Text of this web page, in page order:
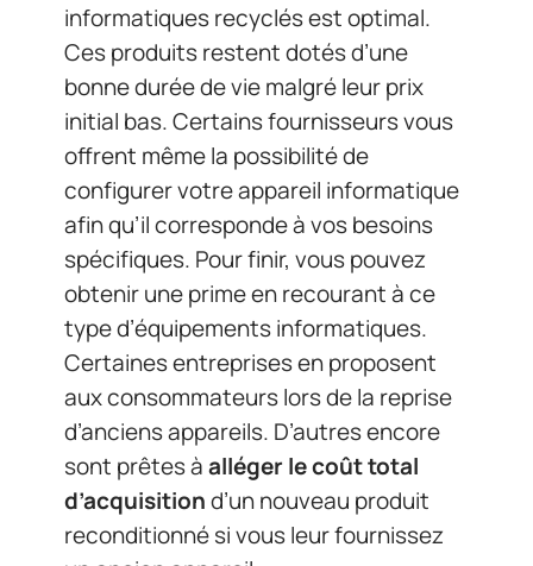
informatiques recyclés est optimal.
Ces produits restent dotés d’une
bonne durée de vie malgré leur prix
initial bas. Certains fournisseurs vous
offrent même la possibilité de
configurer votre appareil informatique
afin qu’il corresponde à vos besoins
spécifiques. Pour finir, vous pouvez
obtenir une prime en recourant à ce
type d’équipements informatiques.
Certaines entreprises en proposent
aux consommateurs lors de la reprise
d’anciens appareils. D’autres encore
sont prêtes àalléger le coût total
d’acquisitiond’un nouveau produit
reconditionné si vous leur fournissez